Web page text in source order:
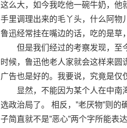
这么大，如今我吃他一碗牛奶，他
手里调理出来的毛丫头，什么阿
鲁迅经常挂在嘴边的话，吃的是草
但是我们经过的考察发现，至今
时候，鲁迅他老人家就会这样来
广告也是好的。我要说，究竟是仅
显然，不能因为某个人在中南海
选政治局了。 相反，”老厌物”则
子简直就不是”恶心”两个字所能表